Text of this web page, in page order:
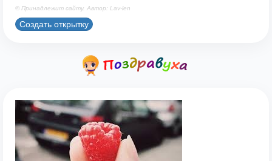
© Принадлежит сайту. Автор: Lav-len
Создать открытку